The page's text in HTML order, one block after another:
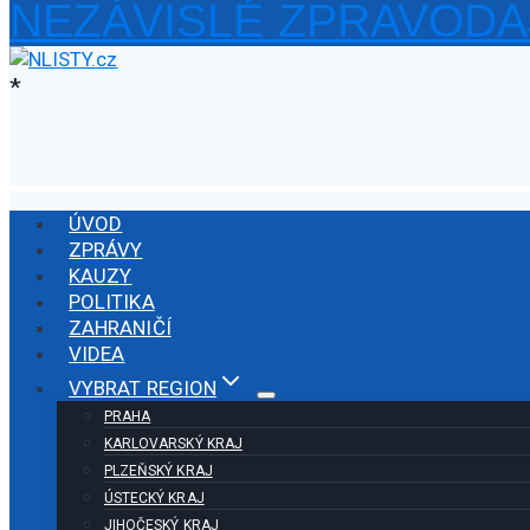
Přeskočit
na
obsah
NEZÁVISLÉ
*
ÚVOD
ZPRÁVY
KAUZY
POLITIKA
ZAHRANIČÍ
VIDEA
VYBRAT REGION
PRAHA
KARLOVARSKÝ KRAJ
PLZEŇSKÝ KRAJ
ÚSTECKÝ KRAJ
JIHOČESKÝ KRAJ